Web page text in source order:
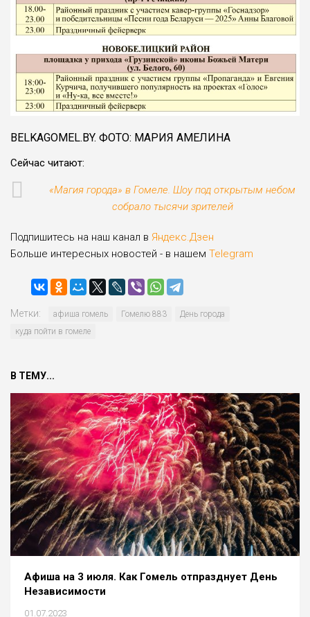
BELKAGOMEL.BY. ФОТО: МАРИЯ АМЕЛИНА
Сейчас читают:
«Магия города» в Гомеле. Шоу под открытым небом
собрало тысячи зрителей
Подпишитесь на наш канал в Яндекс.Дзен
Больше интересных новостей - в нашем Telegram
Метки: афиша гомель Гомелю 883
День города
куда пойти в гомеле
В ТЕМУ...
Афиша на 3 июля. Как Гомель отпразднует День
Независимости
01.07.2023